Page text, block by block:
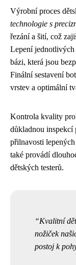
Výrobní proces
technologie s
řezání a šití, což
Lepení
bázi, která jsou
Finální sestavení
vrstev a optimální
Kontrola kvality
důkladnou inspekcí
přilnavosti
také provádí
dětských testerů.
Kvalitní
nožiček
postoj k